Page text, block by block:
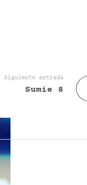
Siguiente entrada
Sumie 8